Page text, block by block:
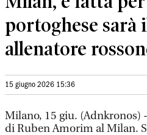
portoghese sarà
allenatore
15 giugno 2026 15:36
Milano, 15 giu. (Adnkronos)
di Ruben Amorim al Milan.